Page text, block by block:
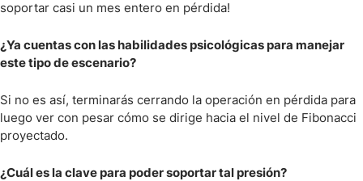
soportar casi un mes entero en pérdida!
¿Ya cuentas con las habilidades psicológicas para manejar
este tipo de escenario?
Si no es así, terminarás cerrando la operación en pérdida para
luego ver con pesar cómo se dirige hacia el nivel de Fibonacci
proyectado.
¿Cuál es la clave para poder soportar tal presión?